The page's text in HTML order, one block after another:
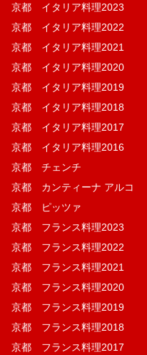
京都 イタリア料理2023
京都 イタリア料理2022
京都 イタリア料理2021
京都 イタリア料理2020
京都 イタリア料理2019
京都 イタリア料理2018
京都 イタリア料理2017
京都 イタリア料理2016
京都 チェンチ
京都 カンティーナ アルコ
京都 ピッツァ
京都 フランス料理2023
京都 フランス料理2022
京都 フランス料理2021
京都 フランス料理2020
京都 フランス料理2019
京都 フランス料理2018
京都 フランス料理2017